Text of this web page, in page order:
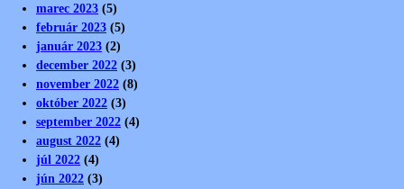
marec 2023 (5)
február 2023 (5)
január 2023 (2)
december 2022 (3)
november 2022 (8)
október 2022 (3)
september 2022 (4)
august 2022 (4)
júl 2022 (4)
jún 2022 (3)